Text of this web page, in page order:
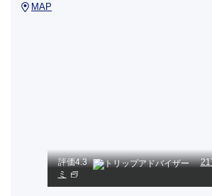
MAP
評価4.3
ミ